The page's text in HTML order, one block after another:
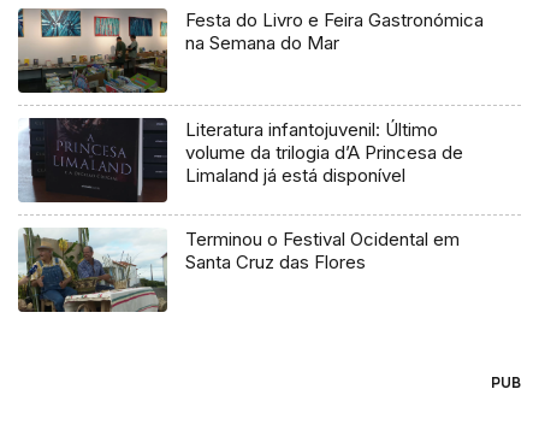
Festa do Livro e Feira Gastronómica
na Semana do Mar
Literatura infantojuvenil: Último
volume da trilogia d’A Princesa de
Limaland já está disponível
Terminou o Festival Ocidental em
Santa Cruz das Flores
PUB